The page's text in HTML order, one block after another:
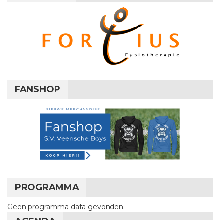
FANSHOP
PROGRAMMA
Geen programma data gevonden.